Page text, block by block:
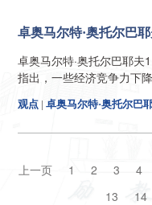
卓奥马尔特·奥托尔巴
卓奥马尔特·奥托尔巴耶
指出，一些经济竞争力下
这种限制实际上并没有对
观点| 卓奥马尔特·奥托尔巴
上一页 1 2 3 4
13
14